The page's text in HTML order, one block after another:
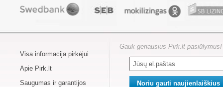
Visa informacija pirkėjui
Apie Pirk.lt
Saugumas ir garantijos
Gauk geriausius Pirk.lt pasiūlymus!